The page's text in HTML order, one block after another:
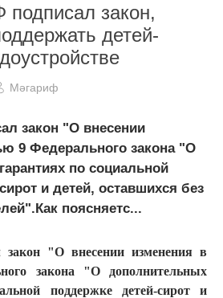
подписал закон,
детей-
Мәгариф
закон "О внесении
9 Федерального закона "О
по социальной
и детей, оставшихся без
поясняетс...
закон "О внесении изменения в
закона "О дополнительных
поддержке детей-сирот и